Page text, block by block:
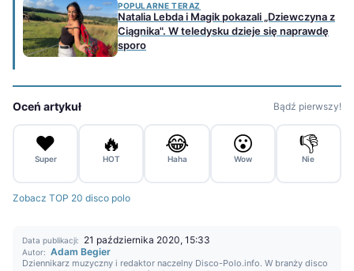
POPULARNE TERAZ
Natalia Lebda i Magik pokazali „Dziewczyna z
Ciągnika". W teledysku dzieje się naprawdę
sporo
Oceń artykuł Bądź pierwszy!
❤️
Super
🔥
HOT
😂
Haha
😮
Wow
👎
Nie
Zobacz TOP 20 disco polo
Data publikacji: 21 października 2020, 15:33
Autor: Adam Begier
Dziennikarz muzyczny i redaktor naczelny Disco-Polo.info. W branży disco